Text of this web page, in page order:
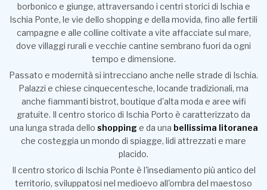
borbonico e giunge, attraversando i centri storici di Ischia e
Ischia Ponte, le vie dello shopping e della movida, fino alle fertili
campagne e alle colline coltivate a vite affacciate sul mare,
dove villaggi rurali e vecchie cantine sembrano fuori da ogni
tempo e dimensione.
Passato e modernità si intrecciano anche nelle strade di Ischia.
Palazzi e chiese cinquecentesche, locande tradizionali, ma
anche fiammanti bistrot, boutique d'alta moda e aree wifi
gratuite. Il centro storico di Ischia Porto è caratterizzato da
una lunga strada dello shopping e da una bellissima litoranea
che costeggia un mondo di spiagge, lidi attrezzati e mare
placido.
Il centro storico di Ischia Ponte è l'insediamento più antico del
territorio, sviluppatosi nel medioevo all'ombra del maestoso